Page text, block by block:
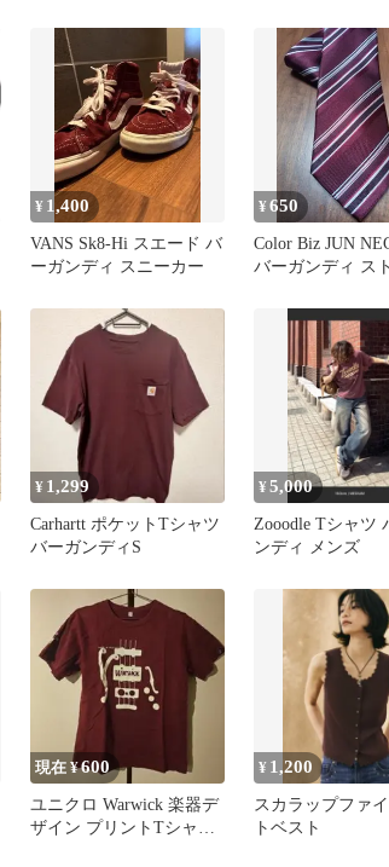
¥ 1,400
VANS Sk8-Hi スエード バ
ーガンディ スニーカー
¥650
Color Biz JUN
バーガンディ ス
¥ 1,299
Carhartt ポケットTシャツ
バーガンディS
¥5,000
Zooodle Tシャツ
ンディ メンズ
現在 ¥600
ユニクロ Warwick 楽器デ
ザイン プリントTシャツ
¥ 1,200
スカラップファ
トベスト